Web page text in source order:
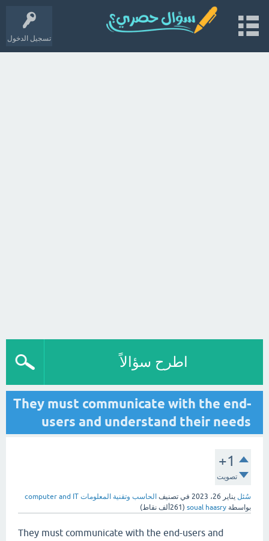
تسجيل الدخول
اطرح سؤالاً
They must communicate with the end-
users and understand their needs
+1
تصويت
سُئل يناير 26، 2023 في تصنيف الحاسب وتقنية المعلومات computer and IT
بواسطة soual haasry
( 261ألف نقاط)
They must communicate with the end-users and